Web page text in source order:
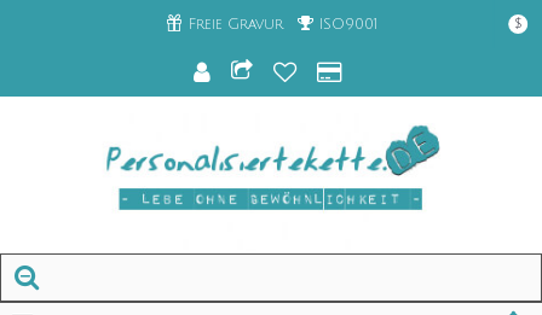
Freie Gravur ISO9001 $